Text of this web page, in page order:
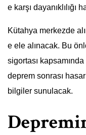
e karşı dayanıklılığı
Kütahya merkezde
e ele alınacak. Bu
sigortası kapsamında
deprem sonrası
bilgiler sunulacak.